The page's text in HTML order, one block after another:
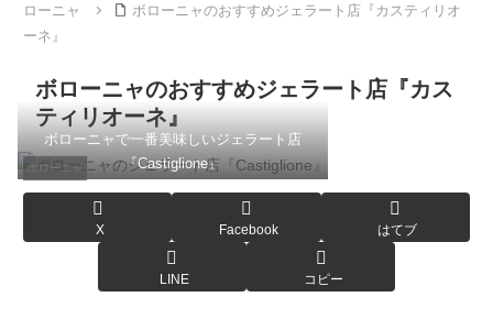
ローニャ
ボローニャのおすすめジェラート店『カスティリオ
ーネ』
ボローニャのおすすめジェラート店『カス
ティリオーネ』
ボローニャ
ボローニャで一番美味しいジェラート店
『Castiglione』
X Facebook はてブ
LINE コピー